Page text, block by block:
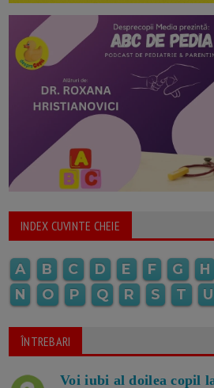
INDEX CUVINTE CHEIE
A B C D E F G H
N
O P Q R S T U
ÎNTREBARI
Voi iubi al doilea copil